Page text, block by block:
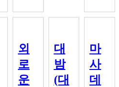
외
로
운
대
밤
(대
마
사
데